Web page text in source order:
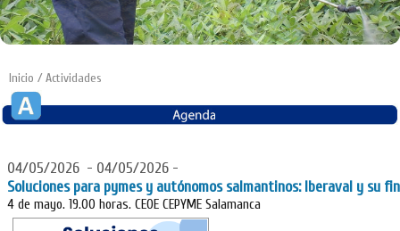
Inicio / Actividades
04/05/2026 - 04/05/2026 -
Soluciones para pymes y autónomos salmantinos: Iberaval y su
4 de mayo. 19.00 horas. CEOE CEPYME Salamanca